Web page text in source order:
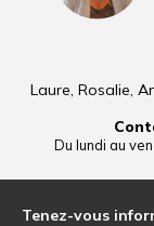
Laure, Rosalie,
Du lundi au
Tenez-vous